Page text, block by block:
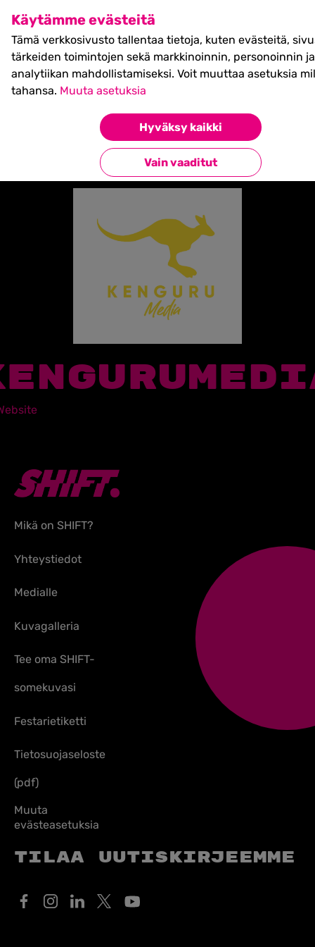
Käytämme evästeitä
Tämä verkkosivusto tallentaa tietoja, kuten evästeitä,
tärkeiden toimintojen sekä markkinoinnin, personoinnin ja
analytiikan mahdollistamiseksi. Voit muuttaa asetuksia
tahansa. Muuta asetuksia
Hyväksy kaikki
Vain vaaditut
SHIFT Business Festival
27.5.2027, Turku - liput
myynnissä nyt! >>
Partners Kengurumedia
Takaisin kumppaneihin
Mikä on SHIFT?
Yhteystiedot
Medialle
Kuvagalleria
Tee oma SHIFT-
somekuvasi
Festarietiketti
Tietosuojaseloste
(pdf)
Muuta
evästeasetuksia
Tilaa uutiskirjeemme